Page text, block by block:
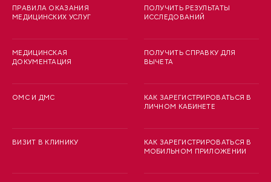
ПРАВИЛА ОКАЗАНИЯ
МЕДИЦИНСКИХ УСЛУГ
МЕДИЦИНСКАЯ
ДОКУМЕНТАЦИЯ
ОМС И ДМС
ВИЗИТ В КЛИНИКУ
ПОЛУЧИТЬ РЕЗУЛЬТАТЫ
ИССЛЕДОВАНИЙ
ПОЛУЧИТЬ СПРАВКУ ДЛЯ
ВЫЧЕТА
КАК ЗАРЕГИСТРИРОВАТЬСЯ В
ЛИЧНОМ КАБИНЕТЕ
КАК ЗАРЕГИСТРИРОВАТЬСЯ В
МОБИЛЬНОМ ПРИЛОЖЕНИИ